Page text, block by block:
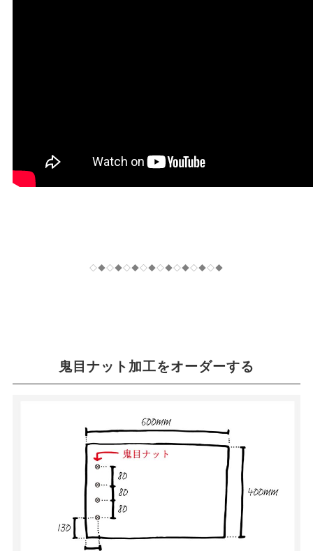
◇◆◇◆◇◆◇◆◇◆◇◆◇◆◇◆
鬼目ナット加工をオーダーする